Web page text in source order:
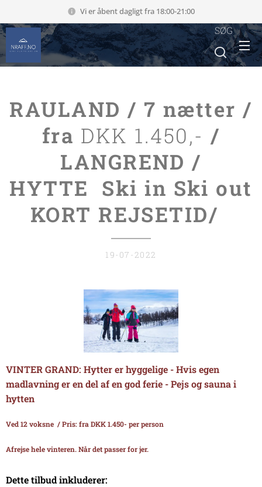
Vi er åbent dagligt fra 18:00-21:00
SØG
RAULAND / 7 nætter /
fra DKK 1.450,- /
LANGREND /
HYTTE Ski in Ski out
KORT REJSETID/
19-07-2022
VINTER GRAND: Hytter er hyggelige - Hvis egen
madlavning er en del af en god ferie - Pejs og sauna i
hytten
Ved 12 voksne /Pris: fra DKK 1.450- per person
Afrejse hele vinteren. Når det passer for jer.
Dette tilbud inkluderer: